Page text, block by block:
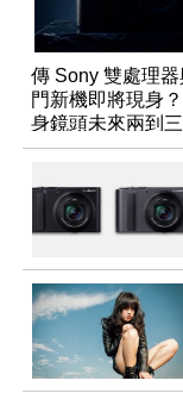
傳 Sony 雙處理
門新機即將現身
身鏡頭未來兩到
有望登場